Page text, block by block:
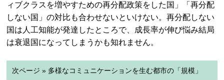
ィブクラスを増やすための再分配政策をした国」「再分配
しない国」の対比も合わせないといけない。再分配しない
国は人工知能が発達したところで、成長率が伸び悩み結局
は衰退国になってしまうかも知れません。
次ページ » 多様なコミュニケーションを生む都市の「規模」